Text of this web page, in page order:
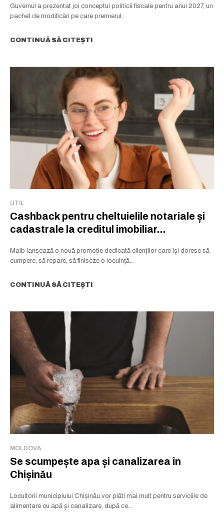
Guvernul a prezentat joi conceptul politicii fiscale pentru anul 2027, un
pachet de modificări pe care premierul...
CONTINUĂ SĂ CITEȘTI
UTIL
Cashback pentru cheltuielile notariale și
cadastrale la creditul imobiliar...
Maib lansează o nouă promoție dedicată clienților care își doresc să
cumpere, să repare, să finiseze o locuință...
CONTINUĂ SĂ CITEȘTI
MOLDOVA
Se scumpește apa și canalizarea în
Chișinău
Locuitorii municipiului Chișinău vor plăti mai mult pentru serviciile de
alimentare cu apă și canalizare, după ce...